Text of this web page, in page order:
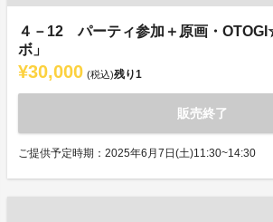
４－12 パーティ参加＋原画・
ボ」
¥30,000 (税込)残り1
販売終了
ご提供予定時期：2025年6月7日(土)11:30~14:30